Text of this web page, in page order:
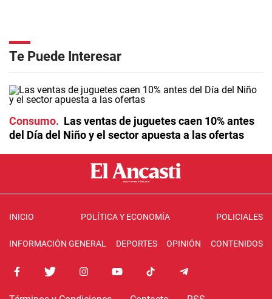
Te Puede Interesar
Consumo
Las ventas de juguetes caen 10% antes
del Día del Niño y el sector apuesta a las ofertas
INICIO POLÍTICA Y ECONOMÍA POLICIALES
INFORMACIÓN GENERAL DEPORTES OPINIÓN CONTENIDOS